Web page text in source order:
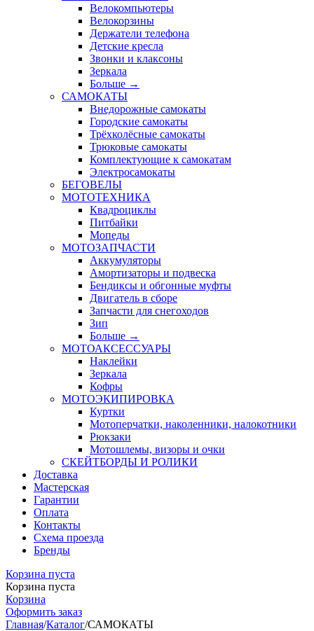
Велокомпьютеры
Велокорзины
Держатели телефона
Детские кресла
Звонки и клаксоны
Зеркала
Больше →
САМОКАТЫ
Внедорожные самокаты
Городские самокаты
Трёхколёсные самокаты
Трюковые самокаты
Комплектующие к самокатам
Электросамокаты
БЕГОВЕЛЫ
МОТОТЕХНИКА
Квадроциклы
Питбайки
Мопеды
МОТОЗАПЧАСТИ
Аккумуляторы
Амортизаторы и подвеска
Бендиксы и обгонные муфты
Двигатель в сборе
Запчасти для снегоходов
Зип
Больше →
МОТОАКСЕССУАРЫ
Наклейки
Зеркала
Кофры
МОТОЭКИПИРОВКА
Куртки
Мотоперчатки, наколенники, налокотники
Рюкзаки
Мотошлемы, визоры и очки
СКЕЙТБОРДЫ И РОЛИКИ
Доставка
Мастерская
Гарантии
Оплата
Контакты
Схема проезда
Бренды
Корзина пуста
Корзина пуста
Корзина
Оформить заказ
Главная/Каталог/САМОКАТЫ